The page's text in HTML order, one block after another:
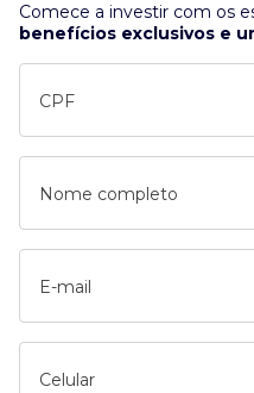
Comece a investir com os
benefícios exclusivos e
CPF
Nome completo
E-mail
Celular